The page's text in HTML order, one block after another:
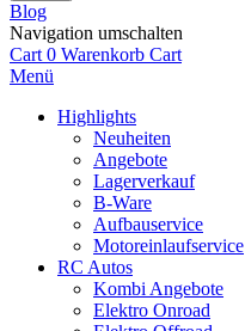
Blog
Navigation umschalten
Cart 0 Warenkorb Cart
Menü
Highlights
Neuheiten
Angebote
Lagerverkauf
B-Ware
Aufbauservice
Motoreinlaufservice
RC Autos
Kombi Angebote
Elektro Onroad